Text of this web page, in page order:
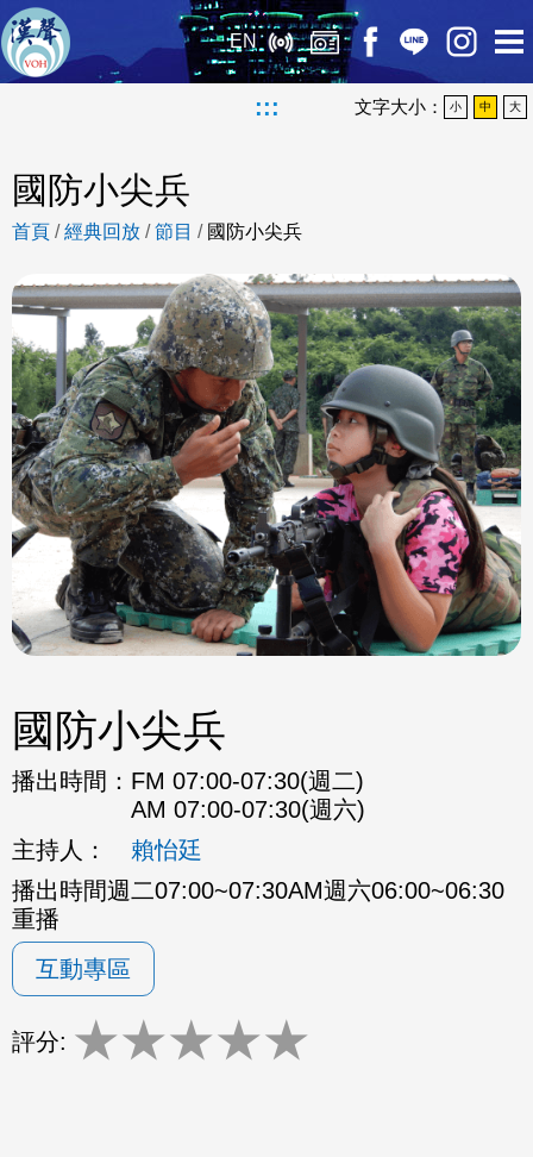
EN
::: 文字大小： 小 中 大
國防小尖兵
首頁 /經典回放 /節目 / 國防小尖兵
國防小尖兵
播出時間： FM 07:00-07:30(週二)
AM 07:00-07:30(週六)
主持人：
賴怡廷
播出時間週二07:00~07:30AM週六06:00~06:30
重播
互動專區
評分: ★★★★★